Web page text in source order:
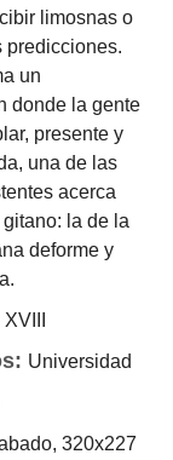
limosnas o
predicciones.
un
donde la gente
presente y
una de las
acerca
la de la
deforme y
XVIII
Universidad
320x227